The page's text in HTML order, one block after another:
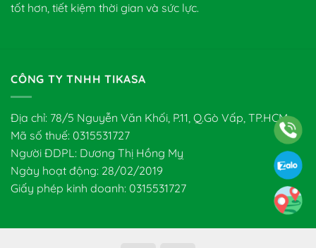
tốt hơn, tiết kiệm thời gian và sức lực.
CÔNG TY TNHH TIKASA
Địa chỉ: 78/5 Nguyễn Văn Khối, P.11, Q.Gò Vấp, TP.HCM
Mã số thuế: 0315531727
Người ĐDPL: Dương Thị Hồng Mỵ
Ngày hoạt động: 28/02/2019
Giấy phép kinh doanh: 0315531727